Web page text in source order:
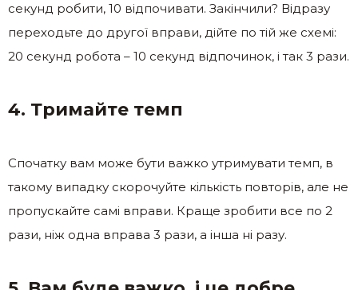
секунд робити, 10 відпочивати. Закінчили? Відразу
переходьте до другої вправи, дійте по тій же схемі:
20 секунд робота – 10 секунд відпочинок, і так 3 рази.
4. Тримайте темп
Спочатку вам може бути важко утримувати темп, в
такому випадку скорочуйте кількість повторів, але не
пропускайте самі вправи. Краще зробити все по 2
рази, ніж одна вправа 3 рази, а інша ні разу.